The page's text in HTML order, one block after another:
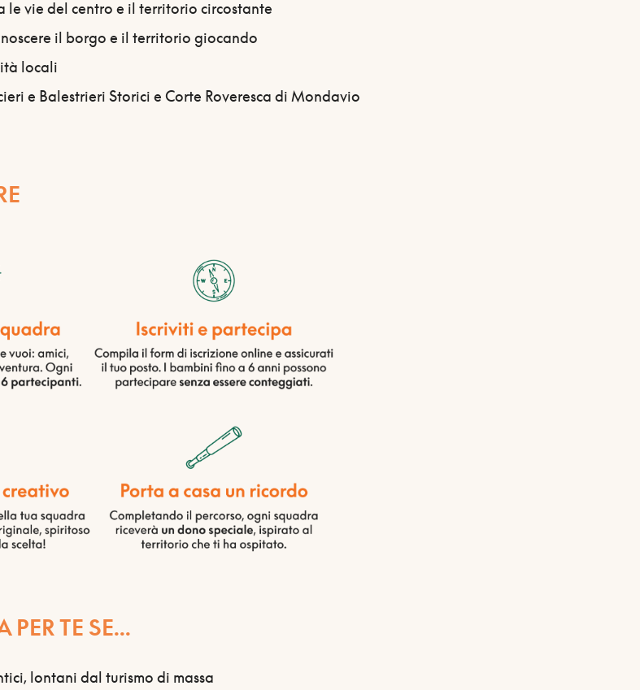
le vie del centro e il territorio circostante
il borgo e il territorio giocando
locali
e Balestrieri Storici e Corte Roveresca di Mondavio
PER TE SE...
lontani dal turismo di massa